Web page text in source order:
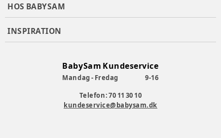
HOS BABYSAM
INSPIRATION
BabySam Kundeservice
Mandag - Fredag
9-16
Telefon: 70 11 30 10
kundeservice@babysam.dk